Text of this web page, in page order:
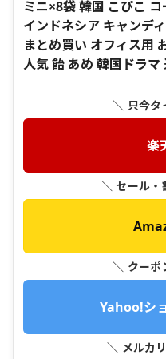
ミニ×8袋 韓国 こぴこ
インドネシア キャンデ
まとめ買い オフィス用
人気 飴 あめ 韓国ドラマ
＼ 只今タ
楽
＼ セール・
＼ クーポ
Yahoo!シ
＼ メルカ